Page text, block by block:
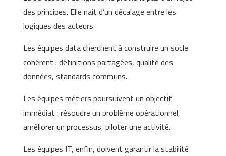
des principes. Elle naît d’un décalage entre les
logiques des acteurs.
Les équipes data cherchent à construire un socle
cohérent : définitions partagées, qualité des
données, standards communs.
Les équipes métiers poursuivent un objectif
immédiat : résoudre un problème opérationnel,
améliorer un processus, piloter une activité.
Les équipes IT, enfin, doivent garantir la stabilité